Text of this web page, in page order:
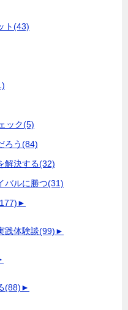
ト(43)
ック(5)
ろう(84)
解決する(32)
バルに勝つ(31)
►
践体験談(99)►
(88)►